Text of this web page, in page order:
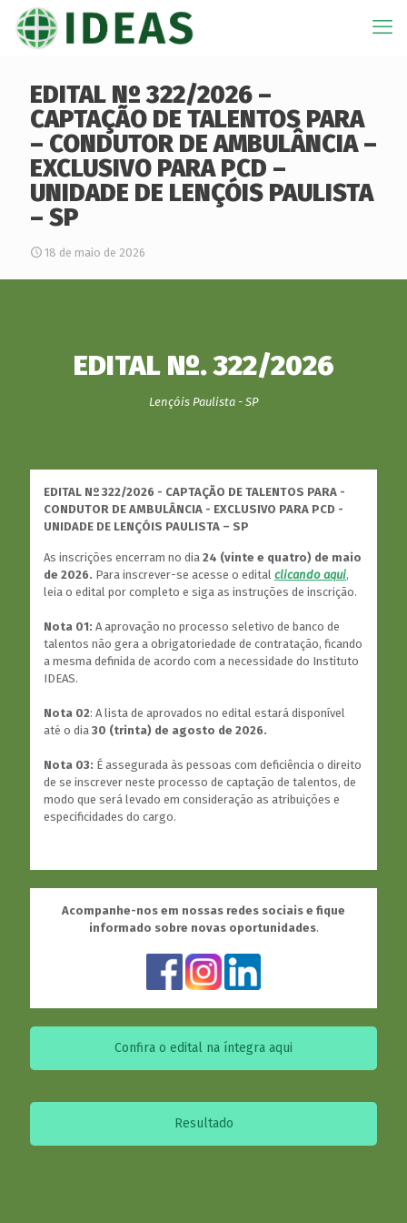
EDITAL Nº 322/2026 –
CAPTAÇÃO DE TALENTOS PARA
– CONDUTOR DE AMBULÂNCIA –
EXCLUSIVO PARA PCD –
UNIDADE DE LENÇÓIS PAULISTA
– SP
18 de maio de 2026
EDITAL Nº. 322/2026
Lençóis Paulista - SP
EDITAL Nº 322/2026 - CAPTAÇÃO DE TALENTOS PARA -
CONDUTOR DE AMBULÂNCIA - EXCLUSIVO PARA PCD -
UNIDADE DE LENÇÓIS PAULISTA – SP
As inscrições encerram no dia 24 (vinte e quatro) de maio
de 2026. Para inscrever-se acesse o edital clicando aqui,
leia o edital por completo e siga as instruções de inscrição.
Nota 01: A aprovação no processo seletivo de banco de
talentos não gera a obrigatoriedade de contratação, ficando
a mesma definida de acordo com a necessidade do Instituto
IDEAS.
Nota 02: A lista de aprovados no edital estará disponível
até o dia 30 (trinta) de agosto de 2026.
Nota 03: É assegurada às pessoas com deficiência o direito
de se inscrever neste processo de captação de talentos, de
modo que será levado em consideração as atribuições e
especificidades do cargo.
Acompanhe-nos em nossas redes sociais e fique
informado sobre novas oportunidades.
Confira o edital na íntegra aqui
Resultado